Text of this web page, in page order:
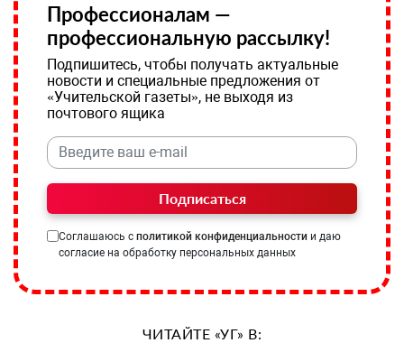
Профессионалам —
профессиональную рассылку!
Подпишитесь, чтобы получать актуальные
новости и специальные предложения от
«Учительской газеты», не выходя из
почтового ящика
Подписаться
Соглашаюсь с политикой конфиденциальности и даю
согласие на обработку персональных данных
ЧИТАЙТЕ «УГ» В: